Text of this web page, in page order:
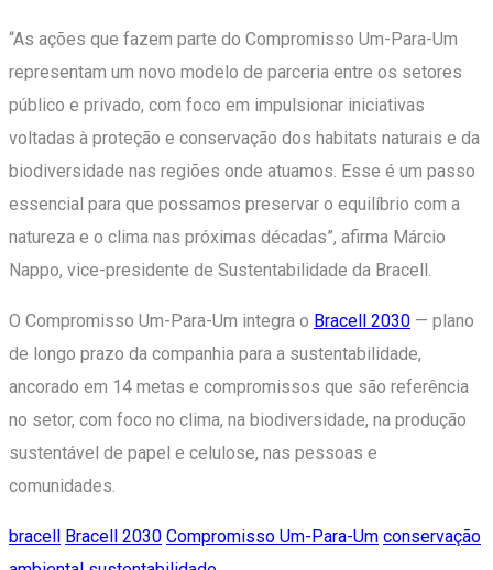
“As ações que fazem parte do Compromisso Um-Para-Um
representam um novo modelo de parceria entre os setores
público e privado, com foco em impulsionar iniciativas
voltadas à proteção e conservação dos habitats naturais e da
biodiversidade nas regiões onde atuamos. Esse é um passo
essencial para que possamos preservar o equilíbrio com a
natureza e o clima nas próximas décadas”, afirma Márcio
Nappo, vice-presidente de Sustentabilidade da Bracell.
O Compromisso Um-Para-Um integra o Bracell 2030 — plano
de longo prazo da companhia para a sustentabilidade,
ancorado em 14 metas e compromissos que são referência
no setor, com foco no clima, na biodiversidade, na produção
sustentável de papel e celulose, nas pessoas e
comunidades.
bracell Bracell 2030 Compromisso Um-Para-Um conservação